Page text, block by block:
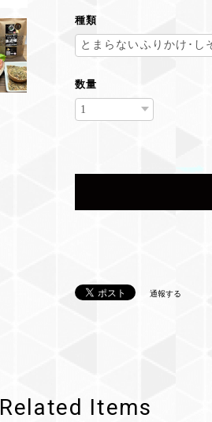
種類
数量
通報する
Related Items